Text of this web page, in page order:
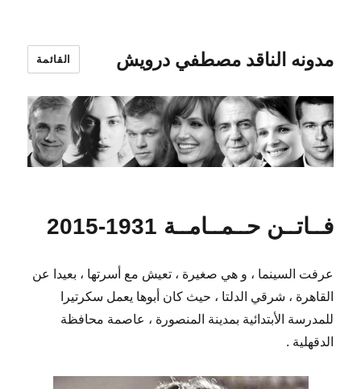
مدونه الناقد مصطفي درويش القائمة
فــاتــن حــمــامــة 1931-2015
عرفت السينما ، و هي صغيرة ، تعيش مع أسرتها ، بعيدا عن
القاهرة ، شرقي الدلتا ، حيث كان أبوها يعمل سكرتيرا
للمدرسة الأبتدائية بمدينة المنصورة ، عاصمة محافظة
الدقهلية .